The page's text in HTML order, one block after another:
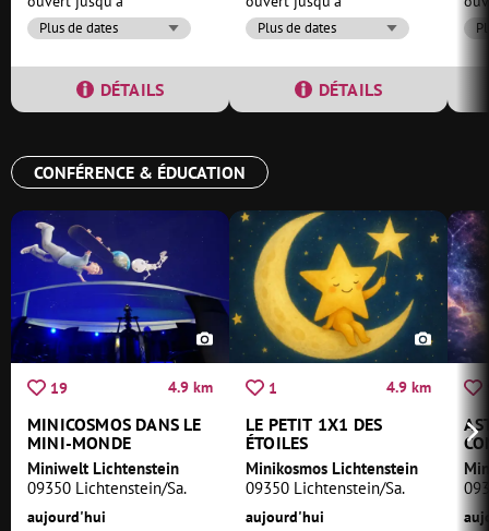
Plus de dates
DÉTAILS
Plus de dates
DÉTAILS
CONFÉRENCE & ÉDUCATION
19 4.9 km
MINICOSMOS DANS LE
MINI-MONDE
Miniwelt Lichtenstein
09350 Lichtenstein/Sa.
aujourd'hui
1 4.9 km
LE PETIT 1X1 DES
ÉTOILES
Minikosmos Lichtenstein
09350 Lichtenstein/Sa.
aujourd'hui